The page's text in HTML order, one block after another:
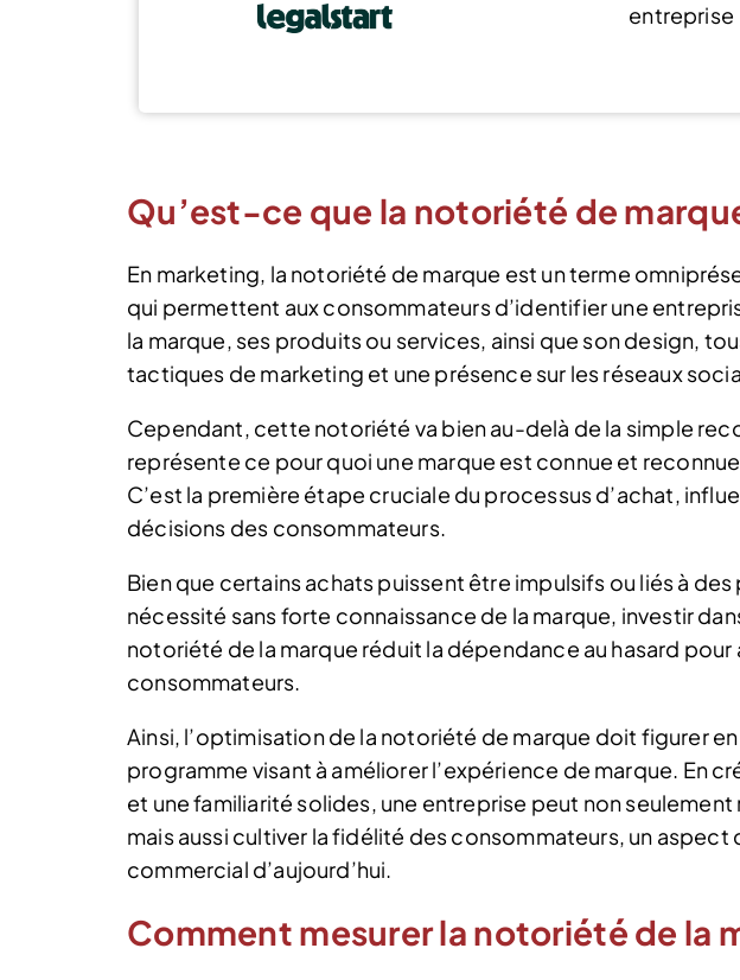
entreprise
Qu’est-ce que la notoriété de
En marketing, la notoriété de marque est un terme
qui permettent aux consommateurs d’identifier une
la marque, ses produits ou services, ainsi que son design,
tactiques de marketing et une présence sur les réseaux
Cependant, cette notoriété va bien au-delà de la simple
représente ce pour quoi une marque est connue et
C’est la première étape cruciale du processus d’achat,
décisions des consommateurs.
Bien que certains achats puissent être impulsifs ou liés à
nécessité sans forte connaissance de la marque, investir
notoriété de la marque réduit la dépendance au hasard pour
consommateurs.
Ainsi, l’optimisation de la notoriété de marque doit figurer
programme visant à améliorer l’expérience de marque. En
et une familiarité solides, une entreprise peut non
mais aussi cultiver la fidélité des consommateurs, un aspect
commercial d’aujourd’hui.
Comment mesurer la notoriété de la